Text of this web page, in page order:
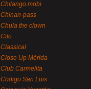
Chilango.mobi
Chinan-pass
Chula the clown
Cifo
Classical
Close Up Mérida
Club Carmelita
Código San Luis